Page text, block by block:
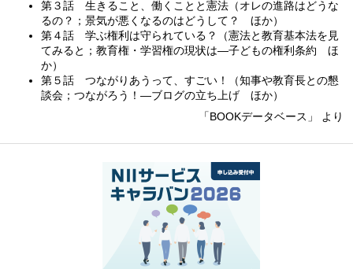
第３話 生きること、働くことと憲法（オレの進路はどうな
るの？；景気が悪くなるのはどうして？ ほか）
第４話 学ぶ権利は守られている？（憲法と教育基本法を見
てみると；教育権・学習権の現状は—子どもの権利条約 ほ
か）
第５話 つながりあうって、すごい！（知事や教育長との懇
談会；つながろう！—ブログの立ち上げ ほか）
「BOOKデータベース」 より